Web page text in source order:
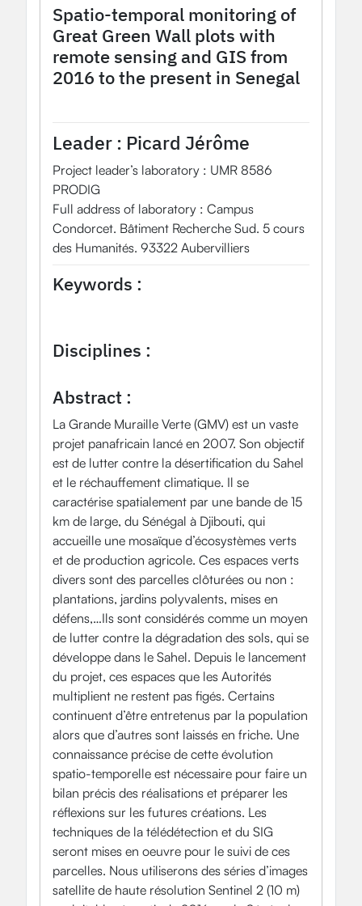
Spatio-temporal monitoring of
Great Green Wall plots with
remote sensing and GIS from
2016 to the present in Senegal
Leader : Picard Jérôme
Project leader’s laboratory : UMR 8586
PRODIG
Full address of laboratory : Campus
Condorcet. Bâtiment Recherche Sud. 5 cours
des Humanités. 93322 Aubervilliers
Keywords :
Disciplines :
Abstract :
La Grande Muraille Verte (GMV) est un vaste
projet panafricain lancé en 2007. Son objectif
est de lutter contre la désertification du Sahel
et le réchauffement climatique. Il se
caractérise spatialement par une bande de 15
km de large, du Sénégal à Djibouti, qui
accueille une mosaïque d’écosystèmes verts
et de production agricole. Ces espaces verts
divers sont des parcelles clôturées ou non :
plantations, jardins polyvalents, mises en
défens,…Ils sont considérés comme un moyen
de lutter contre la dégradation des sols, qui se
développe dans le Sahel. Depuis le lancement
du projet, ces espaces que les Autorités
multiplient ne restent pas figés. Certains
continuent d’être entretenus par la population
alors que d’autres sont laissés en friche. Une
connaissance précise de cette évolution
spatio-temporelle est nécessaire pour faire un
bilan précis des réalisations et préparer les
réflexions sur les futures créations. Les
techniques de la télédétection et du SIG
seront mises en oeuvre pour le suivi de ces
parcelles. Nous utiliserons des séries d’images
satellite de haute résolution Sentinel 2 (10 m)